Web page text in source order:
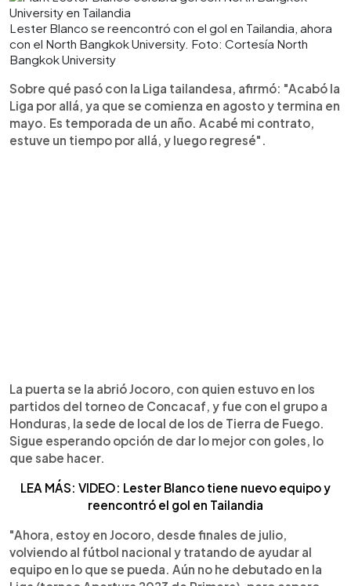
Lester Blanco se reencontró con el gol en Tailandia, ahora
con el North Bangkok University. Foto: Cortesía North
Bangkok University
Sobre qué pasó con la Liga tailandesa, afirmó: "Acabó la
Liga por allá, ya que se comienza en agosto y termina en
mayo. Es temporada de un año. Acabé mi contrato,
estuve un tiempo por allá, y luego regresé".
La puerta se la abrió Jocoro, con quien estuvo en los
partidos del torneo de Concacaf, y fue con el grupo a
Honduras, la sede de local de los de Tierra de Fuego.
Sigue esperando opción de dar lo mejor con goles, lo
que sabe hacer.
LEA MÁS: VIDEO: Lester Blanco tiene nuevo equipo y
reencontró el gol en Tailandia
"Ahora, estoy en Jocoro, desde finales de julio,
volviendo al fútbol nacional y tratando de ayudar al
equipo en lo que se pueda. Aún no he debutado en la